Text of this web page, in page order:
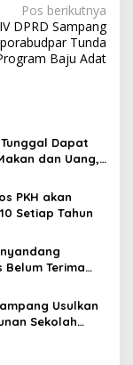
Pos berikutnya
DPRD Sampang
Tunda
Baju Adat
Tunggal Dapat
dan Uang,
2026
PKH akan
Setiap Tahun
Belum Terima
SampangUsulkan
Sekolah